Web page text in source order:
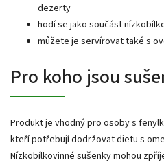
dezerty
hodí se jako součást
můžete je servírovat také s
Pro koho jsou
Produkt je vhodný pro osoby s
kteří potřebují dodržovat dietu s
Nízkobílkovinné sušenky mohou